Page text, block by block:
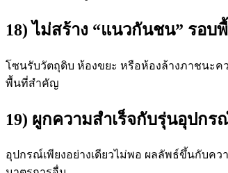
18) ไม่สร้าง “แนวกันชน” รอบ
โซนรับวัตถุดิบ ห้องขยะ หรือห้องล้างภาชนะ
พื้นที่สำคัญ
19) ผูกความสำเร็จกับรุ่นอุปก
อุปกรณ์เพียงอย่างเดียวไม่พอ ผลลัพธ์ขึ้นกับคว